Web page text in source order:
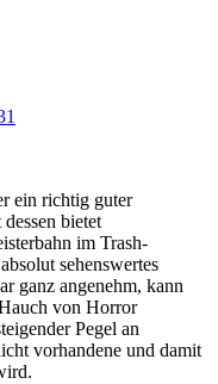
ein richtig guter
bietet
im Trash-
sehenswertes
ganz angenehm, kann
von Horror
Pegel an
vorhandene und damit